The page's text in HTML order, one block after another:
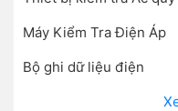
Máy Kiểm Tra Điện Áp
Bộ ghi dữ liệu điện